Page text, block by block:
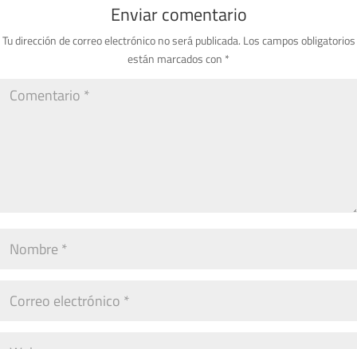
Enviar comentario
Tu dirección de correo electrónico no será publicada. Los campos obligatorios
están marcados con *